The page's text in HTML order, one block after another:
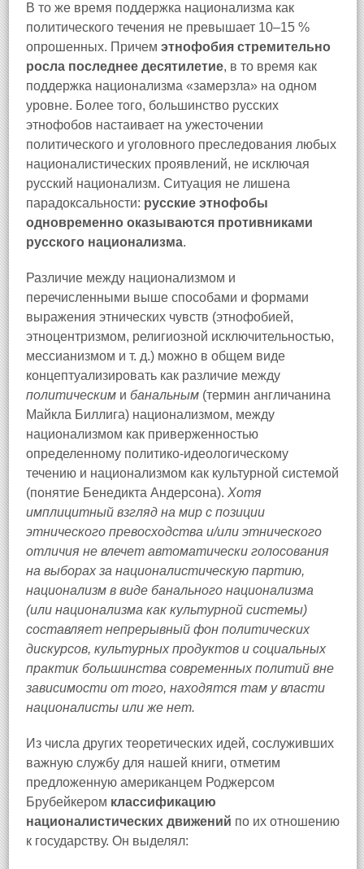
В то же время поддержка национализма как
политического течения не превышает 10–15 %
опрошенных. Причем этнофобия стремительно
росла последнее десятилетие, в то время как
поддержка национализма «замерзла» на одном
уровне. Более того, большинство русских
этнофобов настаивает на ужесточении
политического и уголовного преследования любых
националистических проявлений, не исключая
русский национализм. Ситуация не лишена
парадоксальности: русские этнофобы
одновременно оказываются противниками
русского национализма.
Различие между национализмом и
перечисленными выше способами и формами
выражения этнических чувств (этнофобией,
этноцентризмом, религиозной исключительностью,
мессианизмом и т. д.) можно в общем виде
концептуализировать как различие между
политическим и банальным (термин англичанина
Майкла Биллига) национализмом, между
национализмом как приверженностью
определенному политико-идеологическому
течению и национализмом как культурной системой
(понятие Бенедикта Андерсона). Хотя
имплицитный взгляд на мир с позиции
этнического превосходства и/или этнического
отличия не влечет автоматически голосования
на выборах за националистическую партию,
национализм в виде банального национализма
(или национализма как культурной системы)
составляет непрерывный фон политических
дискурсов, культурных продуктов и социальных
практик большинства современных политий вне
зависимости от того, находятся там у власти
националисты или же нет.
Из числа других теоретических идей, сослуживших
важную службу для нашей книги, отметим
предложенную американцем Роджерсом
Брубейкером классификацию
националистических движений по их отношению
к государству. Он выделял: